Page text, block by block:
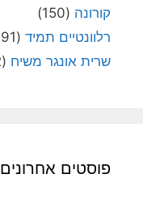
קורונה (150)
רלוונטיים תמיד (4,091)
שרית אונגר משיח (72)
פוסטים אחרונים